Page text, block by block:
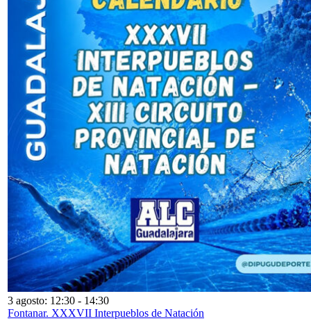
3 agosto: 12:30 - 14:30
Fontanar. XXXVII Interpueblos de Natación